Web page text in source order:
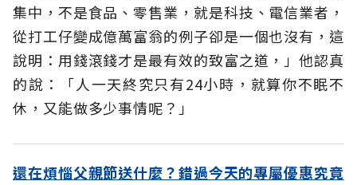
集中，不是食品、零售業，就是科技、電信業者，
從打工仔變成億萬富翁的例子卻是一個也沒有，這
說明：用錢滾錢才是最有效的致富之道，」他認真
的說：「人一天終究只有24小時，就算你不眠不
休，又能做多少事情呢？」
還在煩惱父親節送什麼？錯過今天的專屬優惠究竟